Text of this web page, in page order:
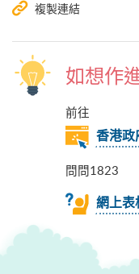
複製連結
如想作
前往
香港政
問問1823
網上表